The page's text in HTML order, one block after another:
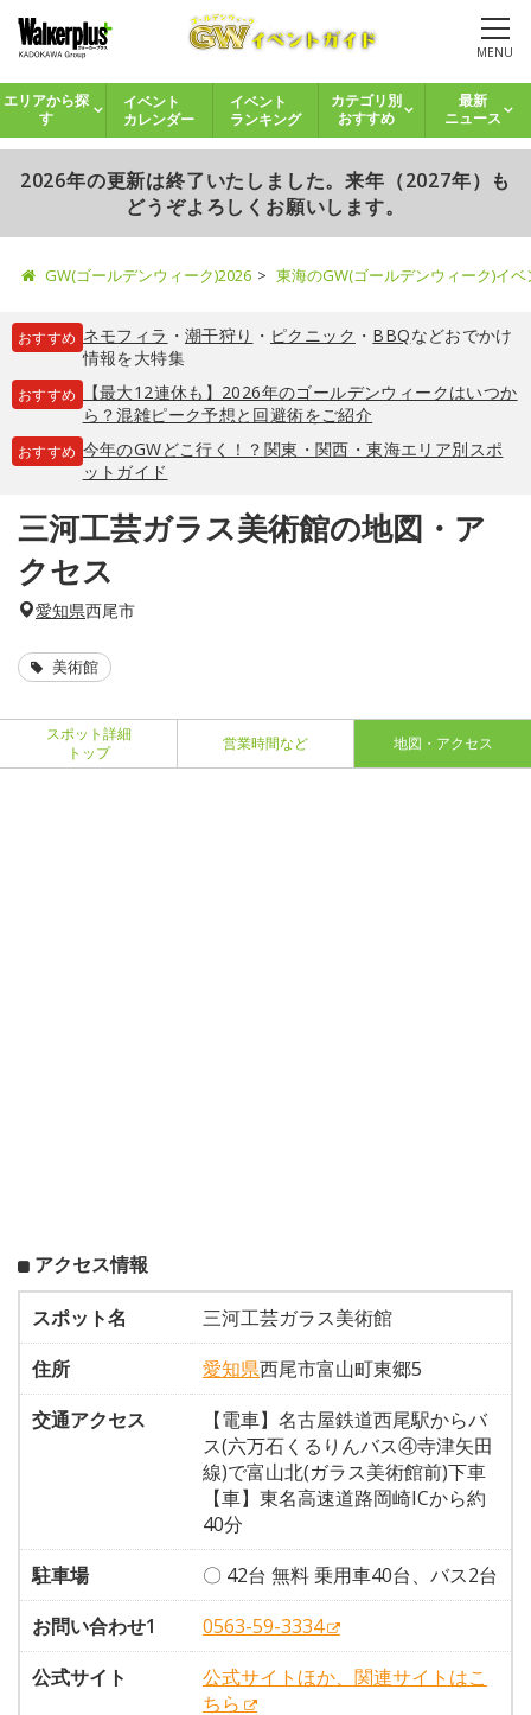
MENU
エリアから探
す
イベント
カレンダー
イベント
ランキング
カテゴリ別
おすすめ
最新
ニュース
2026年の更新は終了いたしました。来年（2027年）も
どうぞよろしくお願いします。
GW(ゴールデンウィーク)2026 東海のGW(ゴールデンウィーク)イ
おすすめ ネモフィラ ・ 潮干狩り ・ ピクニック ・ BBQなどおでかけ
情報を大特集
おすすめ
【最大12連休も】2026年のゴールデンウィークはいつか
ら？混雑ピーク予想と回避術をご紹介
おすすめ 今年のGWどこ行く！？関東・関西・東海エリア別スポ
ットガイド
三河工芸ガラス美術館の地図・ア
クセス
愛知県西尾市
美術館
スポット詳細
トップ
営業時間など 地図・アクセス
アクセス情報
スポット名
三河工芸ガラス美術館
住所
愛知県西尾市富山町東郷5
交通アクセス
【電車】名古屋鉄道西尾駅からバ
ス(六万石くるりんバス④寺津矢田
線)で富山北(ガラス美術館前)下車
【車】東名高速道路岡崎ICから約
40分
駐車場
〇 42台 無料 乗用車40台、バス2台
お問い合わせ1
0563-59-3334
公式サイト
公式サイトほか、関連サイトはこ
ちら